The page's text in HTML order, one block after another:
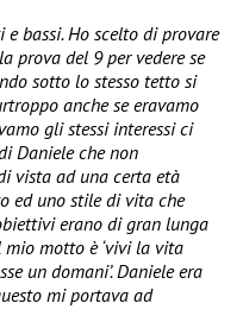
bassi. Ho scelto di provare
prova del 9 per vedere se
sotto lo stesso tetto si
anche se eravamo
gli stessi interessi ci
Daniele che non
vista ad una certa età
ed uno stile di vita che
erano di gran lunga
motto è ‘vivi la vita
un domani’. Daniele era
mi portava ad